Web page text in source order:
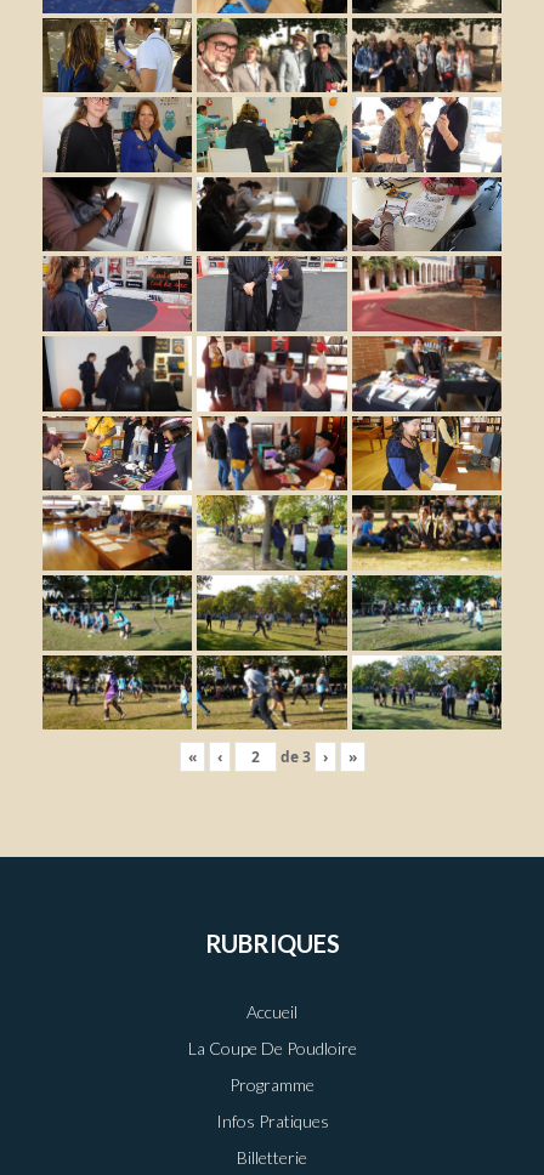
« ‹ de3 › »
RUBRIQUES
Accueil
La Coupe De Poudloire
Programme
Infos Pratiques
Billetterie